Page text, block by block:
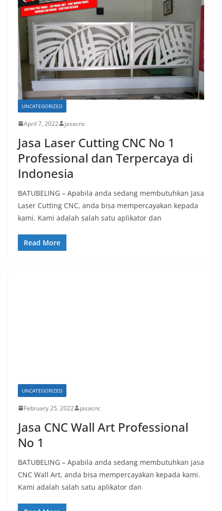
UNCATEGORIZED
April 7, 2022 jasacnc
Jasa Laser Cutting CNC No 1
Professional dan Terpercaya di
Indonesia
BATUBELING – Apabila anda sedang membutuhkan Jasa
Laser Cutting CNC, anda bisa mempercayakan kepada
kami. Kami adalah salah satu aplikator dan
Read More
UNCATEGORIZED
February 25, 2022 jasacnc
Jasa CNC Wall Art Professional
No 1
BATUBELING – Apabila anda sedang membutuhkan jasa
CNC Wall Art, anda bisa mempercayakan kepada kami.
Kami adalah salah satu aplikator dan